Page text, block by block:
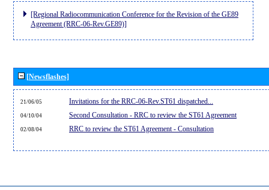
[Regional Radiocommunication Conference for the Revision of the GE89
Agreement (RRC-06-Rev.GE89)]
[Newsflashes]
21/06/05 Invitations for the RRC-06-Rev.ST61 dispatched...
04/10/04 Second Consultation - RRC to review the ST61 Agreement
02/08/04 RRC to review the ST61 Agreement - Consultation